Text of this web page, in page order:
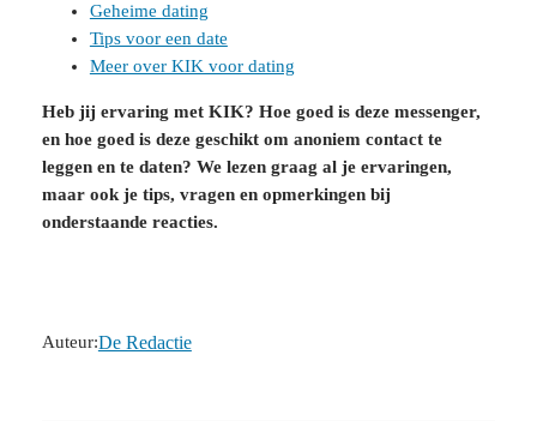
Geheime dating
Tips voor een date
Meer over KIK voor dating
Heb jij ervaring met KIK? Hoe goed is deze messenger,
en hoe goed is deze geschikt om anoniem contact te
leggen en te daten? We lezen graag al je ervaringen,
maar ook je tips, vragen en opmerkingen bij
onderstaande reacties.
Auteur:De Redactie